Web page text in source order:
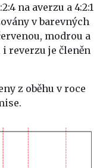
na averzu a 4:2:1
v barevných
modrou a
reverzu je členěn
z oběhu v roce